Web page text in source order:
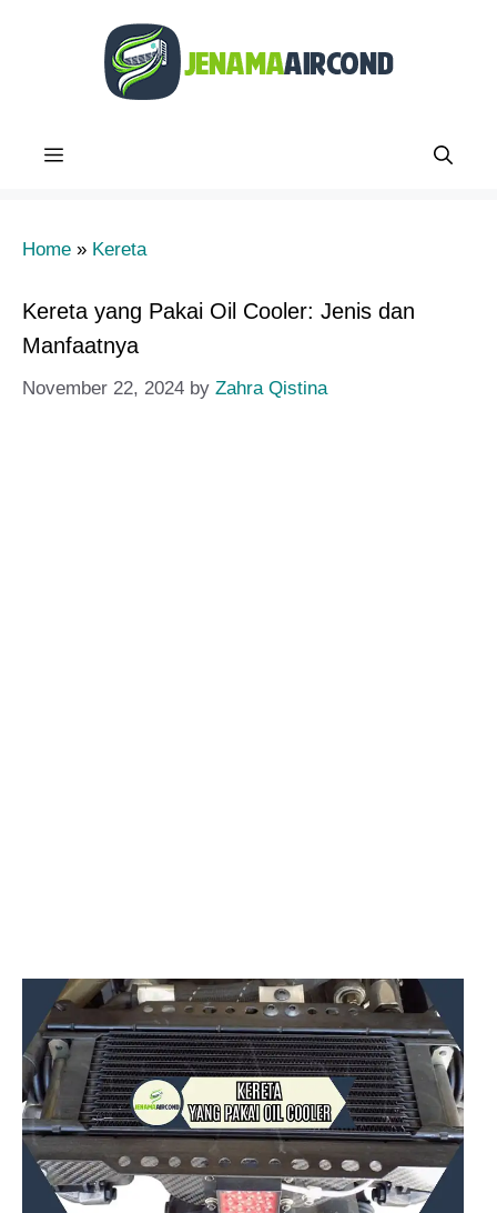
Menu
Home » Kereta
Kereta yang Pakai Oil Cooler: Jenis dan
Manfaatnya
November 22, 2024 by Zahra Qistina